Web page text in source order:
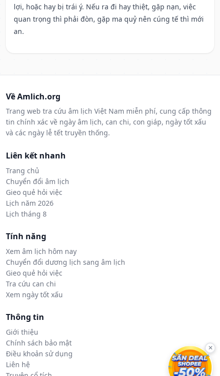
lợi, hoặc hay bị trái ý. Nếu ra đi hay thiệt, gặp nạn, việc
quan trọng thì phải đòn, gặp ma quỷ nên cúng tế thì mới
an.
Về Amlich.org
Trang web tra cứu âm lịch Việt Nam miễn phí, cung cấp thông
tin chính xác về ngày âm lịch, can chi, con giáp, ngày tốt xấu
và các ngày lễ tết truyền thống.
Liên kết nhanh
Trang chủ
Chuyển đổi âm lịch
Gieo quẻ hỏi việc
Lịch năm 2026
Lịch tháng 8
Tính năng
Xem âm lịch hôm nay
Chuyển đổi dương lịch sang âm lịch
Gieo quẻ hỏi việc
Tra cứu can chi
Xem ngày tốt xấu
Thông tin
Giới thiệu
Chính sách bảo mật
Điều khoản sử dụng
Liên hệ
×